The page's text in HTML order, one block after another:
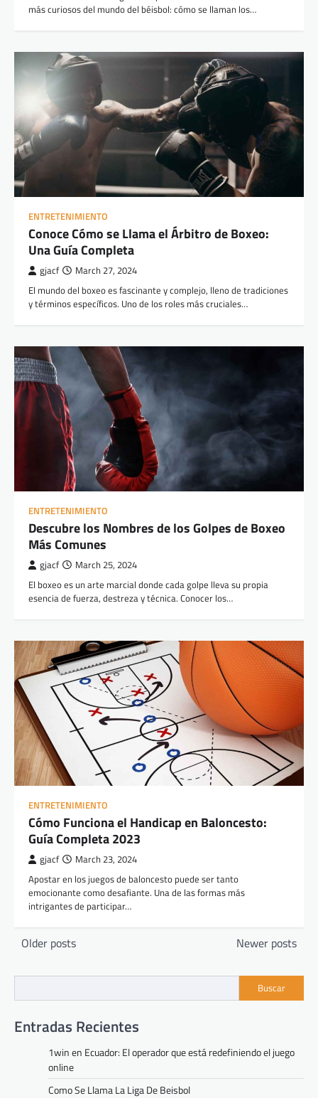
más curiosos del mundo del béisbol: cómo se llaman los…
ENTRETENIMIENTO
Conoce Cómo se Llama el Árbitro de Boxeo:
Una Guía Completa
gjacf March 27, 2024
El mundo del boxeo es fascinante y complejo, lleno de tradiciones
y términos específicos. Uno de los roles más cruciales…
ENTRETENIMIENTO
Descubre los Nombres de los Golpes de Boxeo
Más Comunes
gjacf March 25, 2024
El boxeo es un arte marcial donde cada golpe lleva su propia
esencia de fuerza, destreza y técnica. Conocer los…
ENTRETENIMIENTO
Cómo Funciona el Handicap en Baloncesto:
Guía Completa 2023
gjacf March 23, 2024
Apostar en los juegos de baloncesto puede ser tanto
emocionante como desafiante. Una de las formas más
intrigantes de participar…
Posts
Older posts Newer posts
Buscar
Entradas Recientes
1win en Ecuador: El operador que está redefiniendo el juego
online
Como Se Llama La Liga De Beisbol